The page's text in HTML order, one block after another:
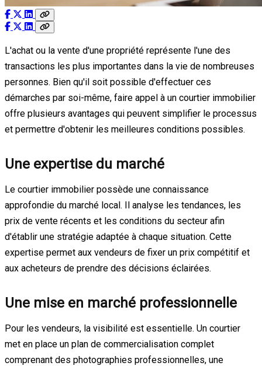
L'achat ou la vente d'une propriété représente l'une des
transactions les plus importantes dans la vie de nombreuses
personnes. Bien qu'il soit possible d'effectuer ces
démarches par soi-même, faire appel à un courtier immobilier
offre plusieurs avantages qui peuvent simplifier le processus
et permettre d'obtenir les meilleures conditions possibles.
Une expertise du marché
Le courtier immobilier possède une connaissance
approfondie du marché local. Il analyse les tendances, les
prix de vente récents et les conditions du secteur afin
d'établir une stratégie adaptée à chaque situation. Cette
expertise permet aux vendeurs de fixer un prix compétitif et
aux acheteurs de prendre des décisions éclairées.
Une mise en marché professionnelle
Pour les vendeurs, la visibilité est essentielle. Un courtier
met en place un plan de commercialisation complet
comprenant des photographies professionnelles, une